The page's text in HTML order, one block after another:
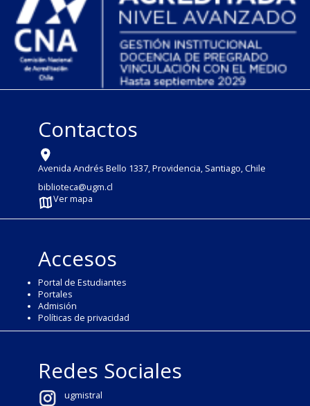
Contactos
Avenida Andrés Bello 1337, Providencia, Santiago, Chile
biblioteca@ugm.cl
Ver mapa
Accesos
Portal de Estudiantes
Portales
Admisión
Políticas de privacidad
Redes Sociales
ugmistral